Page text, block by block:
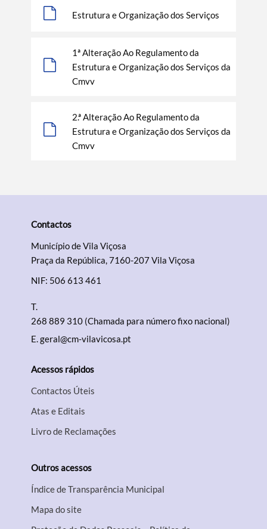
Estrutura e Organização dos Serviços
1ª Alteração Ao Regulamento da
Estrutura e Organização dos Serviços da
Cmvv
2.ª Alteração Ao Regulamento da
Estrutura e Organização dos Serviços da
Cmvv
Contactos
Município de Vila Viçosa
Praça da República, 7160-207 Vila Viçosa
NIF: 506 613 461
T.
268 889 310 (Chamada para número fixo nacional)
E.geral@cm-vilavicosa.pt
Acessos rápidos
Contactos Úteis
Atas e Editais
Livro de Reclamações
Outros acessos
Índice de Transparência Municipal
Mapa do site